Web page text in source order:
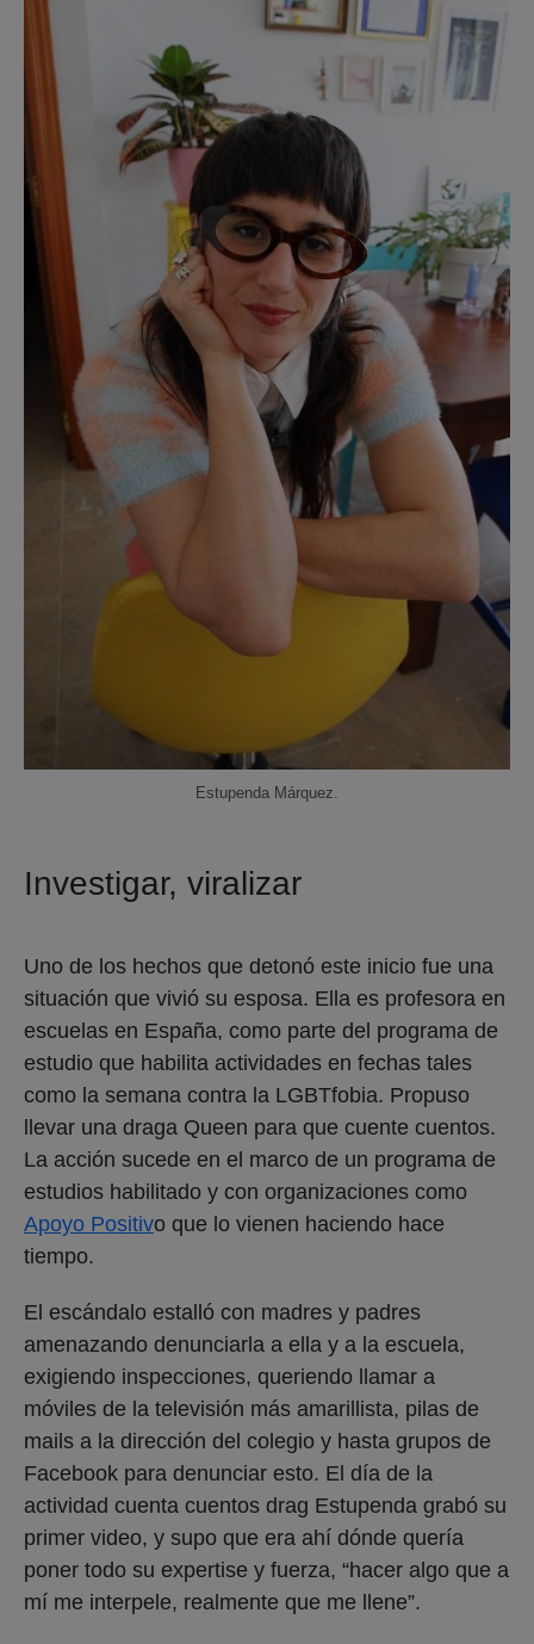
Estupenda Márquez.
Investigar, viralizar
Uno de los hechos que detonó este inicio fue una
situación que vivió su esposa. Ella es profesora en
escuelas en España, como parte del programa de
estudio que habilita actividades en fechas tales
como la semana contra la LGBTfobia. Propuso
llevar una draga Queen para que cuente cuentos.
La acción sucede en el marco de un programa de
estudios habilitado y con organizaciones como
Apoyo Positivo que lo vienen haciendo hace
tiempo.
El escándalo estalló con madres y padres
amenazando denunciarla a ella y a la escuela,
exigiendo inspecciones, queriendo llamar a
móviles de la televisión más amarillista, pilas de
mails a la dirección del colegio y hasta grupos de
Facebook para denunciar esto. El día de la
actividad cuenta cuentos drag Estupenda grabó su
primer video, y supo que era ahí dónde quería
poner todo su expertise y fuerza, “hacer algo que a
mí me interpele, realmente que me llene”.